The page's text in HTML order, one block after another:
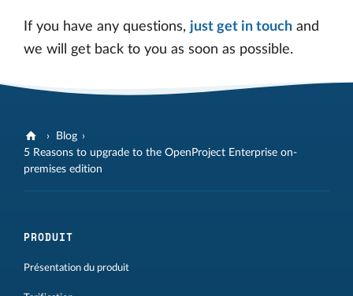
If you have any questions, just get in touch and
we will get back to you as soon as possible.
Blog
5 Reasons to upgrade to the OpenProject Enterprise on-
premises edition
PRODUIT
Présentation du produit